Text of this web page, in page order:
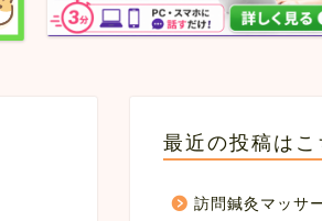
最近の投稿はこ
訪問鍼灸マッサ